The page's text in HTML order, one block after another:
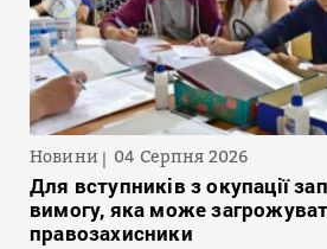
Новини 04 Серпня 2026
Для вступників з окупації
вимогу, яка може
правозахисники